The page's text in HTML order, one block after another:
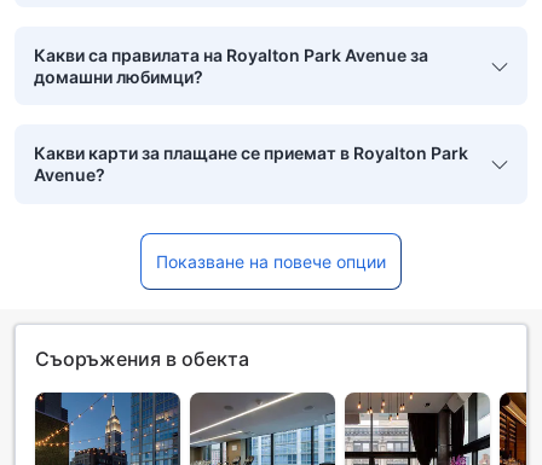
Какви са правилата на Royalton Park Avenue за
домашни любимци?
Какви карти за плащане се приемат в Royalton Park
Avenue?
Показване на повече опции
Съоръжения в обекта